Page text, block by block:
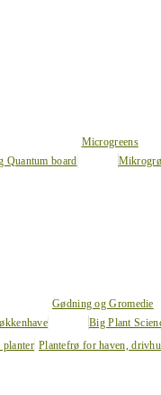
Quantum board
Microgreens
Gødning og Gromedie
Big Plant
planter Plantefrø for haven,